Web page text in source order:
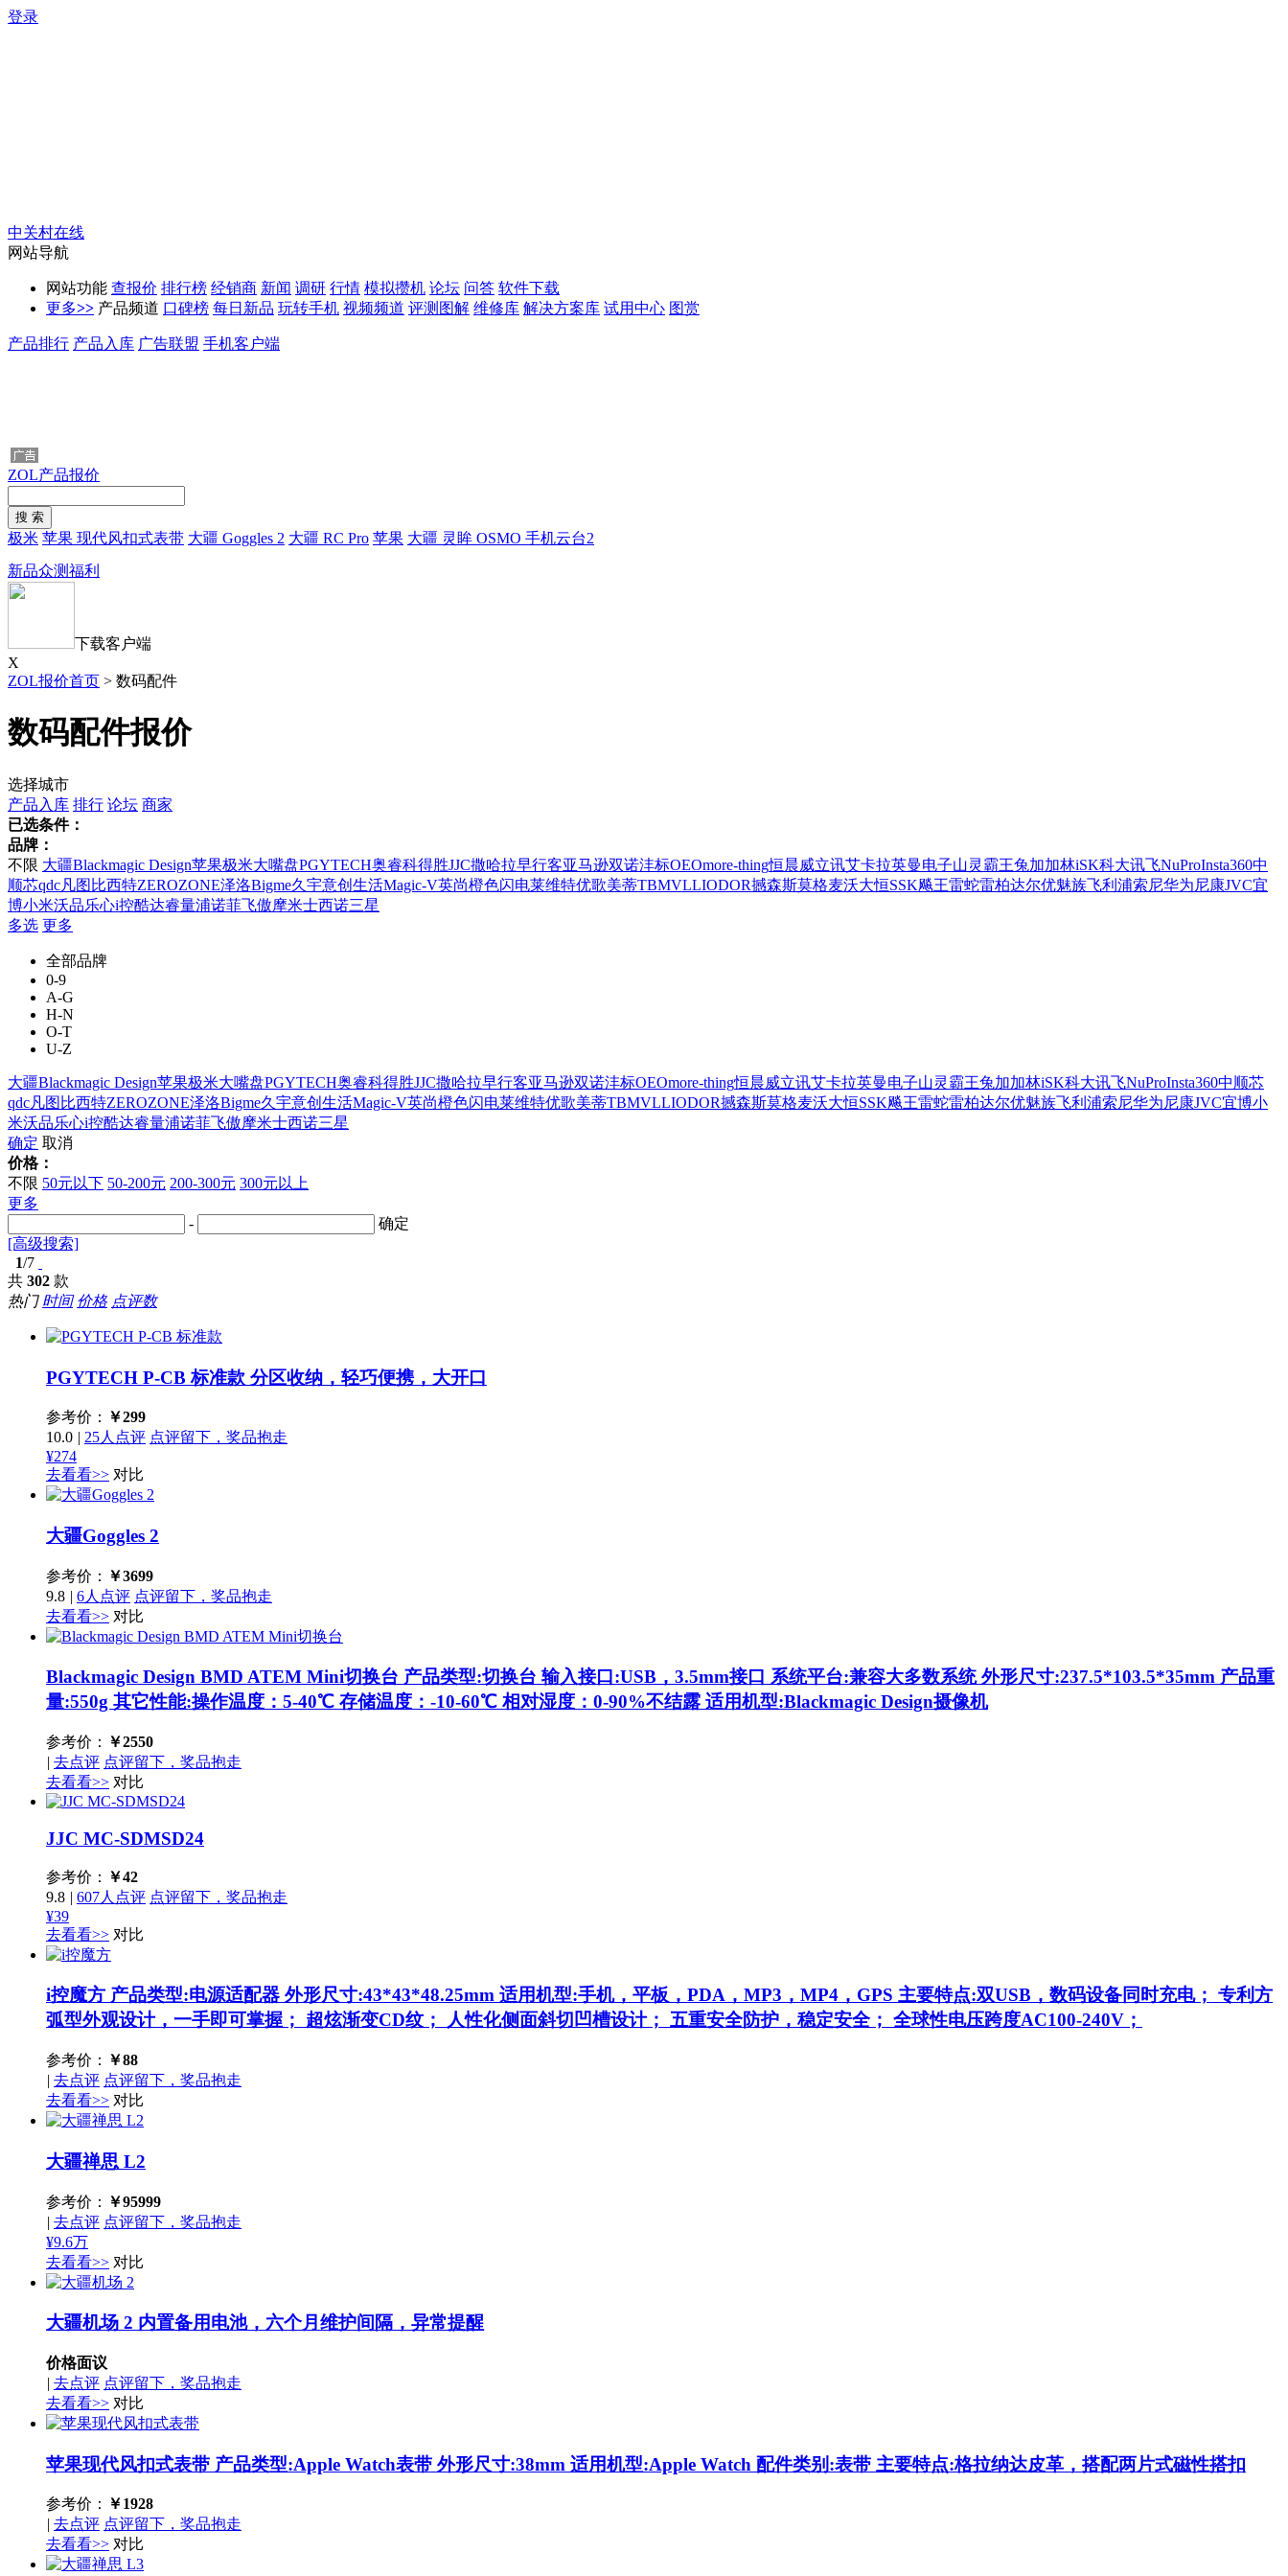
登录
中关村在线
网站导航
网站功能 查报价 排行榜 经销商 新闻 调研 行情 模拟攒机 论坛 问答 软件下载
更多>> 产品频道 口碑榜 每日新品 玩转手机 视频频道 评测图解 维修库 解决方案库 试用中心 图赏
产品排行 产品入库 广告联盟 手机客户端
ZOL产品报价
极米 苹果 现代风扣式表带 大疆 Goggles 2 大疆 RC Pro 苹果 大疆 灵眸 OSMO 手机云台2
新品众测福利
下载客户端
X
ZOL报价首页 > 数码配件
数码配件报价
选择城市
产品入库 排行 论坛 商家
已选条件：
品牌：
不限 大疆Blackmagic Design苹果极米大嘴盘PGYTECH奥睿科得胜JJC撒哈拉早行客亚马逊双诺沣标OEOmore-thing恒晨威立讯艾卡拉英曼电子山灵 霸王兔加加林iSK科大讯飞NuProInsta360中
顺芯qdc凡图 比西特ZEROZONE泽洛Bigme久宇意创生活Magic-V英尚橙色闪电莱维特优歌美蒂TBMVLLIODOR撼森斯莫格麦沃大恒SSK飚王雷蛇雷柏达尔优魅族飞利浦索尼华为尼康JVC宜
博小米沃品乐心i控酷达睿量浦诺菲飞傲摩米士西诺三星
多选 更多
全部品牌
0-9
A-G
H-N
O-T
U-Z
大疆Blackmagic Design苹果极米大嘴盘PGYTECH奥睿科得胜JJC撒哈拉早行客亚马逊双诺沣标OEOmore-thing恒晨威立讯艾卡拉英曼电子山灵 霸王兔加加林iSK科大讯飞NuProInsta360中顺芯
qdc凡图 比西特ZEROZONE泽洛Bigme久宇意创生活Magic-V英尚橙色闪电莱维特优歌美蒂TBMVLLIODOR撼森斯莫格麦沃大恒SSK飚王雷蛇雷柏达尔优魅族飞利浦索尼华为尼康JVC宜博小
米沃品乐心i控酷达睿量浦诺菲飞傲摩米士西诺三星
确定 取消
价格：
不限 50元以下 50-200元 200-300元 300元以上
更多
-
确定
[高级搜索]
1/7
共 302 款
热门 时间 价格 点评数
PGYTECH P-CB 标准款 分区收纳，轻巧便携，大开口
参考价： ￥299
10.0 | 25人点评 点评留下，奖品抱走
¥274
去看看>> 对比
大疆Goggles 2
参考价： ￥3699
9.8 | 6人点评 点评留下，奖品抱走
去看看>> 对比
Blackmagic Design BMD ATEM Mini切换台 产品类型:切换台 输入接口:USB，3.5mm接口 系统平台:兼容大多数系统 外形尺寸:237.5*103.5*35mm 产品重
量:550g 其它性能:操作温度：5-40℃ 存储温度：-10-60℃ 相对湿度：0-90%不结露 适用机型:Blackmagic Design摄像机
参考价： ￥2550
| 去点评 点评留下，奖品抱走
去看看>> 对比
JJC MC-SDMSD24
参考价： ￥42
9.8 | 607人点评 点评留下，奖品抱走
¥39
去看看>> 对比
i控魔方 产品类型:电源适配器 外形尺寸:43*43*48.25mm 适用机型:手机，平板，PDA，MP3，MP4，GPS 主要特点:双USB，数码设备同时充电； 专利方
弧型外观设计，一手即可掌握； 超炫渐变CD纹； 人性化侧面斜切凹槽设计； 五重安全防护，稳定安全； 全球性电压跨度AC100-240V；
参考价： ￥88
| 去点评 点评留下，奖品抱走
去看看>> 对比
大疆禅思 L2
参考价： ￥95999
| 去点评 点评留下，奖品抱走
¥9.6万
去看看>> 对比
大疆机场 2 内置备用电池，六个月维护间隔，异常提醒
价格面议
| 去点评 点评留下，奖品抱走
去看看>> 对比
苹果现代风扣式表带 产品类型:Apple Watch表带 外形尺寸:38mm 适用机型:Apple Watch 配件类别:表带 主要特点:格拉纳达皮革，搭配两片式磁性搭扣
参考价： ￥1928
| 去点评 点评留下，奖品抱走
去看看>> 对比